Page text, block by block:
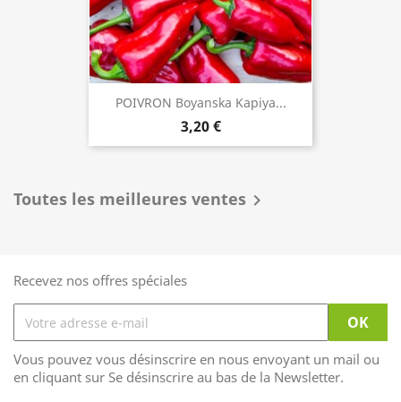
POIVRON Boyanska Kapiya...
3,20 €
Toutes les meilleures ventes 
Recevez nos offres spéciales
Vous pouvez vous désinscrire en nous envoyant un mail ou
en cliquant sur Se désinscrire au bas de la Newsletter.